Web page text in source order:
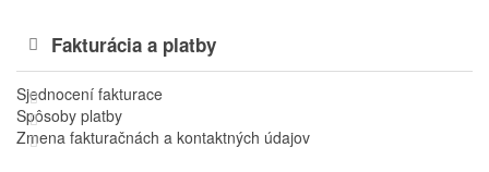
Fakturácia a platby
Sjednocení fakturace
Spôsoby platby
Zmena fakturačnách a kontaktných údajov